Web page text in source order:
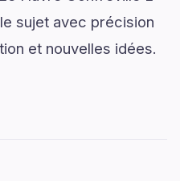
sujet avec précision
et nouvelles idées.